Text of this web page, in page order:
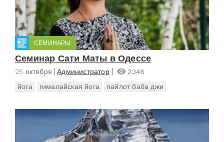
СЕМИНАРЫ
Семинар Сати Маты в Одессе
25 октября Администратор
2348
йога
гималайская йога пайлот баба джи